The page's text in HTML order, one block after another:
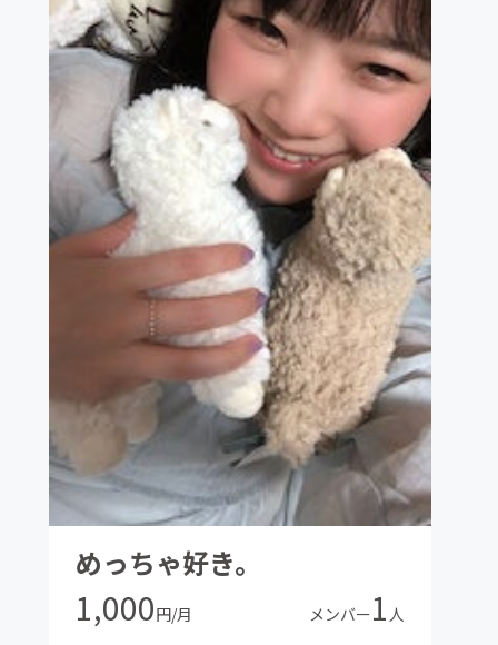
めっちゃ好き。
1,000円/月 メンバー1 人